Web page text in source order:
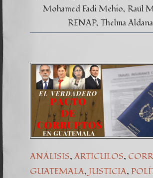
Mohamed Fadi Mehio Raúl
RENAP Thelma Aldana
ANÁLISIS, ARTICULOS,
GUATEMALA, JUSTICIA,